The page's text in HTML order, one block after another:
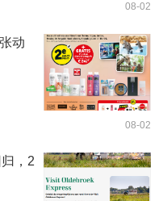
08-02
动
08-02
，2